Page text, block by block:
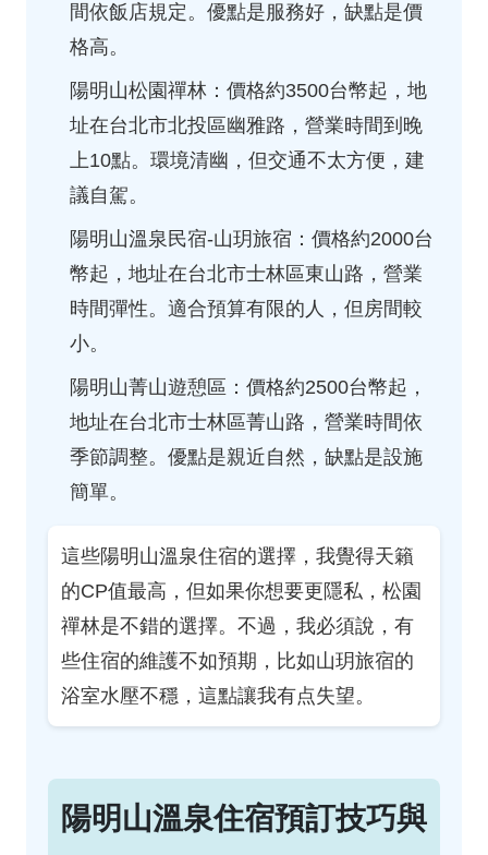
間依飯店規定。優點是服務好，缺點是價
格高。
陽明山松園禪林：價格約3500台幣起，地
址在台北市北投區幽雅路，營業時間到晚
上10點。環境清幽，但交通不太方便，建
議自駕。
陽明山溫泉民宿-山玥旅宿：價格約2000台
幣起，地址在台北市士林區東山路，營業
時間彈性。適合預算有限的人，但房間較
小。
陽明山菁山遊憩區：價格約2500台幣起，
地址在台北市士林區菁山路，營業時間依
季節調整。優點是親近自然，缺點是設施
簡單。
這些陽明山溫泉住宿的選擇，我覺得天籟
的CP值最高，但如果你想要更隱私，松園
禪林是不錯的選擇。不過，我必須說，有
些住宿的維護不如預期，比如山玥旅宿的
浴室水壓不穩，這點讓我有点失望。
陽明山溫泉住宿預訂技巧與